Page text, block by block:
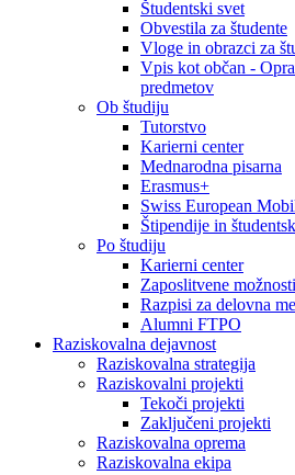
Študentski svet
Obvestila za študente
Vloge in obrazci za
Vpis kot občan -
predmetov
Ob študiju
Tutorstvo
Karierni center
Mednarodna pisarna
Erasmus+
Swiss European
Štipendije in
Po študiju
Karierni center
Zaposlitvene možnosti
Razpisi za delovna
Alumni FTPO
Raziskovalna dejavnost
Raziskovalna strategija
Raziskovalni projekti
Tekoči projekti
Zaključeni projekti
Raziskovalna oprema
Raziskovalna ekipa